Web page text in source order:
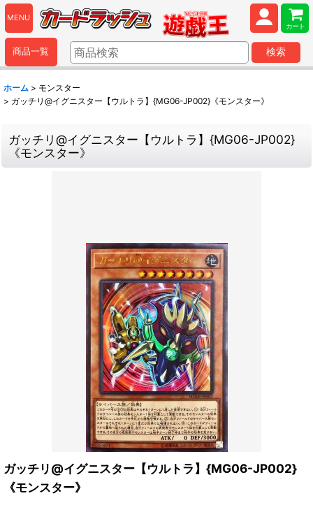
MENU
カート
商品一覧 検索
ホーム > モンスター
> ガッチリ@イグニスター【ウルトラ】{MG06-JP002}《モンスター》
ガッチリ@イグニスター【ウルトラ】{MG06-JP002}
《モンスター》
ガッチリ@イグニスター【ウルトラ】{MG06-JP002}
《モンスター》